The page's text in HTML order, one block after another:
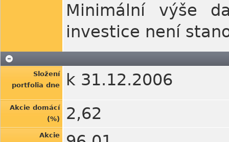
Minimální výše
investice není
Složení
portfolia dne
k 31.12.2006
Akcie domácí
(%)
2,62
Akcie